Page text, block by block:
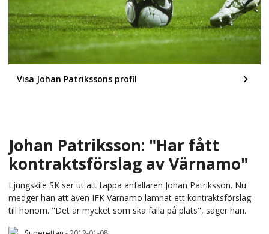
Visa Johan Patrikssons profil
Johan Patriksson: "Har fått
kontraktsförslag av Värnamo"
Ljungskile SK ser ut att tappa anfallaren Johan Patriksson. Nu
medger han att även IFK Värnamo lämnat ett kontraktsförslag
till honom. "Det är mycket som ska falla på plats", säger han.